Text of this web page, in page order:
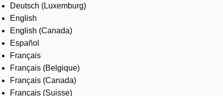
Contact us
Careers
Deutsch (Luxemburg)
English
English (Canada)
Español
Français
Français (Belgique)
Français (Canada)
Français (Suisse)